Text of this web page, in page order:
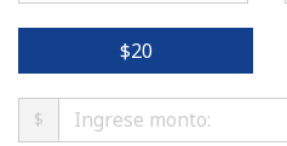
⁦$20⁩
$